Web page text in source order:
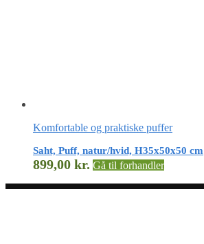
Komfortable og praktiske puffer
Saht, Puff, natur/hvid, H35x50x50 cm
899,00 kr. Gå til forhandler